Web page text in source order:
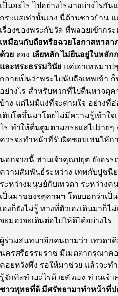
เป็นอะไร ไปอย่างไรมาอย่างไรกั
กระแสเท่านั้นเอง นี่ด้านชาวบ้าน
เรื่องของพระกับวัด ที่พลอยเข้าก
เหมือนกับถือหรือฉวยโอกาสหาลา
ด้วย สอง เสียหลัก ไม่ยืนอยู่ในหลัก
และพระธรรมวินัย แค่เอาเทพมาป
กลายเป็นว่าพระไปนับถือเทพเข้า
อย่างไร สำหรับพวกที่ไปตื่นหาจตุ
บ้าง แต่ไม่มีแง่ที่จะตามใจ อย่างที่
เติบโตขึ้นมาโดยไม่มีความรู้เข้าใจ
ไร ทำให้ตื่นตูมตามกระแสไปง่าย
ควรจะทำหน้าที่รับผิดชอบเช่นให้ก
นอกจากนี้ ท่านเจ้าคุณปยุต ยังอรร
ความสัมพันธ์ระหว่าง เทพกับปูชนี
ระหว่างมนุษย์กับเทวดา ระหว่างค
เป็นมาของจตุคามฯ โดยบอกว่าเป็
เองก็ยังไม่รู้ ทางที่ตัวเองเดินมาก็
จะมองจะเดินต่อไปให้ดีได้อย่างไร
ผู้ร่วมสนทนาอีกคนถามว่า เทวดา
นครศรีธรรมราช มีเมตตากรุณาค
คอยหวังพึ่ง รอให้มาช่วย แล้วจะท
รู้จักคิดทำอะไรด้วยตัวเอง ท่านเจ้
ชาวพุทธที่ดี มีศรัทธามาทำหน้าที่